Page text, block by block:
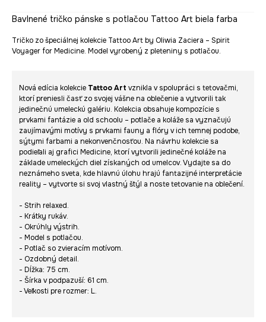
Bavlnené tričko pánske s potlačou Tattoo Art biela farba
Tričko zo špeciálnej kolekcie Tattoo Art by Oliwia Zaciera – Spirit
Voyager for Medicine. Model vyrobený z pleteniny s potlačou.
Nová edícia kolekcie Tattoo Art vznikla v spolupráci s tetovačmi,
ktorí preniesli časť zo svojej vášne na oblečenie a vytvorili tak
jedinečnú umeleckú galériu. Kolekcia obsahuje kompozície s
prvkami fantázie a old schoolu – potlače a koláže sa vyznačujú
zaujímavými motívy s prvkami fauny a flóry v ich temnej podobe,
sýtymi farbami a nekonvenčnosťou. Na návrhu kolekcie sa
podieľali aj grafici Medicine, ktorí vytvorili jedinečné koláže na
základe umeleckých diel získaných od umelcov. Vydajte sa do
neznámeho sveta, kde hlavnú úlohu hrajú fantazijné interpretácie
reality – vytvorte si svoj vlastný štýl a noste tetovanie na oblečení.
- Strih relaxed.
- Krátky rukáv.
- Okrúhly výstrih.
- Model s potlačou.
- Potlač so zvieracím motívom.
- Ozdobný detail.
- Dĺžka: 75 cm.
- Šírka v podpazuší: 61 cm.
- Veľkosti pre rozmer: L.